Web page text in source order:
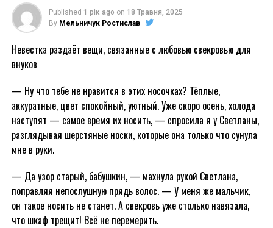
Published 1 рік ago on 18 Травня, 2025
By Мельничук Ростислав
Невестка раздаёт вещи, связанные с любовью свекровью для
внуков
— Ну что тебе не нравится в этих носочках? Тёплые,
аккуратные, цвет спокойный, уютный. Уже скоро осень, холода
наступят — самое время их носить, — спросила я у Светланы,
разглядывая шерстяные носки, которые она только что сунула
мне в руки.
— Да узор старый, бабушкин, — махнула рукой Светлана,
поправляя непослушную прядь волос. — У меня же мальчик,
он такое носить не станет. А свекровь уже столько навязала,
что шкаф трещит! Всё не перемерить.